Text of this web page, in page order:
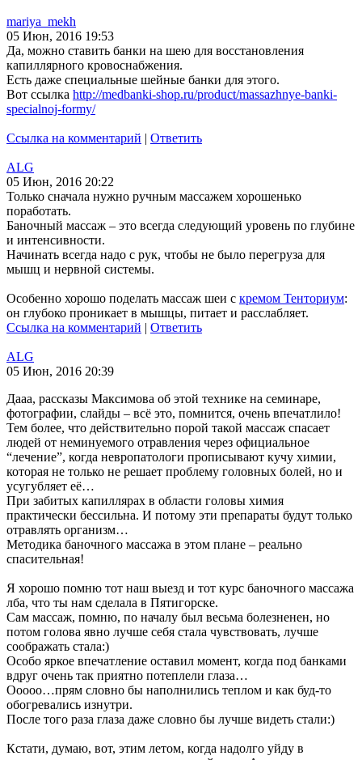
mariya_mekh
05 Июн, 2016 19:53
Да, можно ставить банки на шею для восстановления
капиллярного кровоснабжения.
Есть даже специальные шейные банки для этого.
Вот ссылка http://medbanki-shop.ru/product/massazhnye-banki-
specialnoj-formy/
Ссылка на комментарий | Ответить
ALG
05 Июн, 2016 20:22
Только сначала нужно ручным массажем хорошенько
поработать.
Баночный массаж – это всегда следующий уровень по глубине
и интенсивности.
Начинать всегда надо с рук, чтобы не было перегруза для
мышц и нервной системы.
Особенно хорошо поделать массаж шеи с кремом Тенториум:
он глубоко проникает в мышцы, питает и расслабляет.
Ссылка на комментарий | Ответить
ALG
05 Июн, 2016 20:39
Дааа, рассказы Максимова об этой технике на семинаре,
фотографии, слайды – всё это, помнится, очень впечатлило!
Тем более, что действительно порой такой массаж спасает
людей от неминуемого отравления через официальное
“лечение”, когда невропатологи прописывают кучу химии,
которая не только не решает проблему головных болей, но и
усугубляет её…
При забитых капиллярах в области головы химия
практически бессильна. И потому эти препараты будут только
отравлять организм…
Методика баночного массажа в этом плане – реально
спасительная!
Я хорошо помню тот наш выезд и тот курс баночного массажа
лба, что ты нам сделала в Пятигорске.
Сам массаж, помню, по началу был весьма болезненен, но
потом голова явно лучше себя стала чувствовать, лучше
соображать стала:)
Особо яркое впечатление оставил момент, когда под банками
вдруг очень так приятно потеплели глаза…
Ооооо…прям словно бы наполнились теплом и как буд-то
обогревались изнутри.
После того раза глаза даже словно бы лучше видеть стали:)
Кстати, думаю, вот, этим летом, когда надолго уйду в